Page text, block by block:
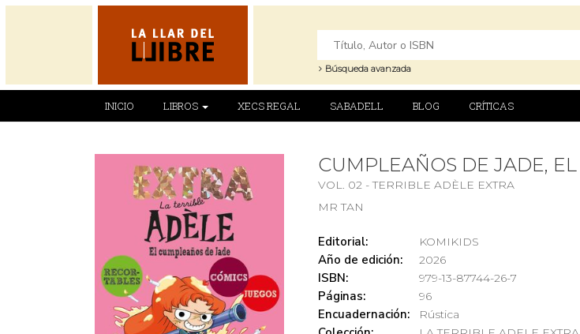
Búsqueda avanzada
INICIO LIBROS XECS REGAL SABADELL BLOG CRÍTICAS
CUMPLEAÑOS DE JADE, EL
VOL. 02 - TERRIBLE ADÈLE EXTRA
MR TAN
Editorial: KOMIKIDS
Año de edición: 2026
ISBN: 979-13-87744-26-7
Páginas: 96
Encuadernación: Rústica